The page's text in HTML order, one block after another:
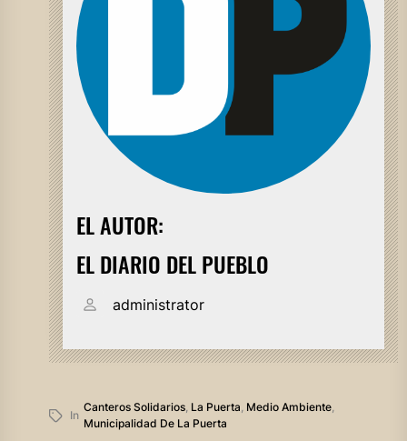
EL AUTOR:
EL DIARIO DEL PUEBLO
administrator
In
Canteros Solidarios, La Puerta Medio Ambiente,
Municipalidad De La Puerta